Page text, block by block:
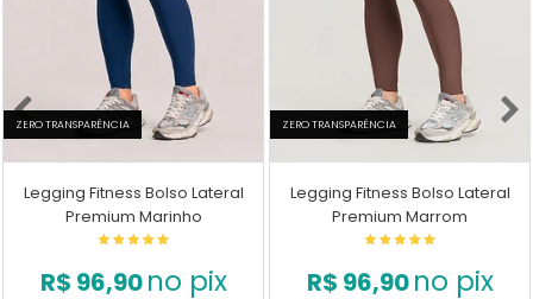
ZERO TRANSPARÊNCIA
Legging Fitness Bolso Lateral
Premium Marinho
R$ 96,90no pix
ZERO TRANSPARÊNCIA
Legging Fitness Bolso Lateral
Premium Marrom
R$ 96,90no pix